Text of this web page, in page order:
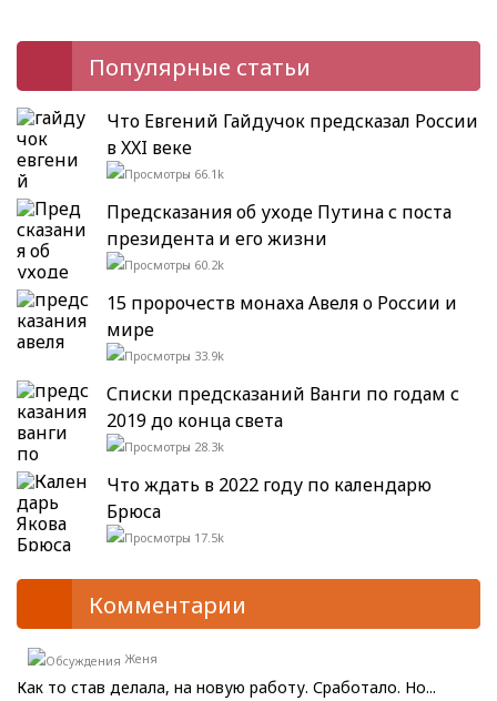
Популярные статьи
Что Евгений Гайдучок предсказал России
в XXI веке
66.1k
Предсказания об уходе Путина с поста
президента и его жизни
60.2k
15 пророчеств монаха Авеля о России и
мире
33.9k
Списки предсказаний Ванги по годам с
2019 до конца света
28.3k
Что ждать в 2022 году по календарю
Брюса
17.5k
Комментарии
Женя
Как то став делала, на новую работу. Сработало. Но...